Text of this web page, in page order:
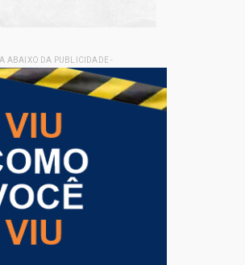
ABAIXO DA PUBLICIDADE -